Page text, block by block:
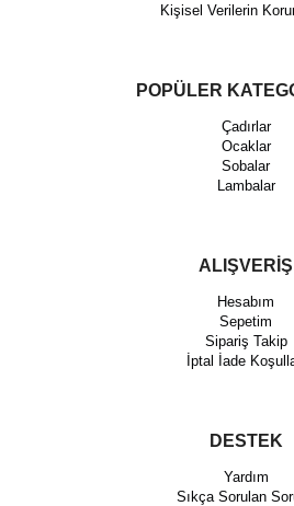
Kişisel Verilerin
POPÜLER
Çadırlar
Ocaklar
Sobalar
Lambalar
ALIŞVERİŞ
Hesabım
Sepetim
Sipariş Takip
İptal İade
DESTEK
Yardım
Sıkça Sorulan